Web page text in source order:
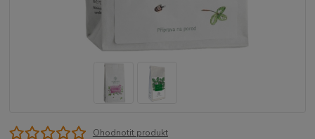
Ohodnotit produkt